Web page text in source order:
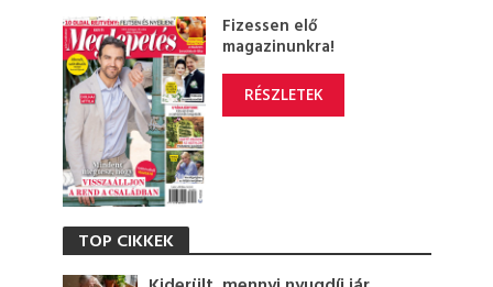
Fizessen elő
magazinunkra!
RÉSZLETEK
TOP CIKKEK